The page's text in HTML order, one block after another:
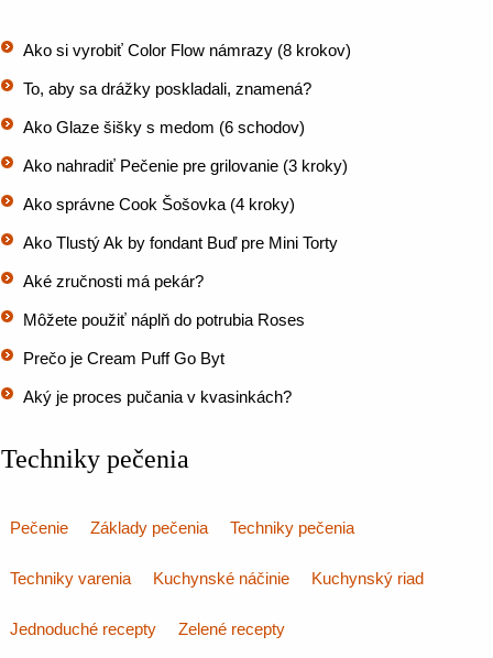
Ako si vyrobiť Color Flow námrazy (8 krokov)
To, aby sa drážky poskladali, znamená?
Ako Glaze šišky s medom (6 schodov)
Ako nahradiť Pečenie pre grilovanie (3 kroky)
Ako správne Cook Šošovka (4 kroky)
Ako Tlustý Ak by fondant Buď pre Mini Torty
Aké zručnosti má pekár?
Môžete použiť náplň do potrubia Roses
Prečo je Cream Puff Go Byt
Aký je proces pučania v kvasinkách?
Techniky pečenia
Pečenie Základy pečenia Techniky pečenia
Techniky varenia Kuchynské náčinie Kuchynský riad
Jednoduché recepty Zelené recepty